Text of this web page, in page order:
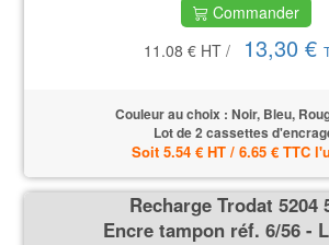
Commander
11.08 € HT / 13,30 €
Couleur au choix : Noir, Bleu,
Lot de 2 cassettes
Soit 5.54 € HT / 6.65 € TTC
Recharge Trodat 5204
Encre tampon réf. 6/56 -